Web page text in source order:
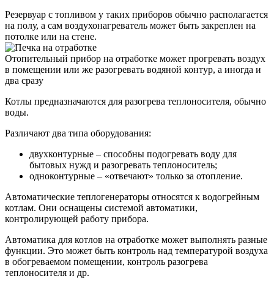
Резервуар с топливом у таких приборов обычно располагается
на полу, а сам воздухонагреватель может быть закреплен на
потолке или на стене.
Отопительный прибор на отработке может прогревать воздух
в помещении или же разогревать водяной контур, а иногда и
два сразу
Котлы предназначаются для разогрева теплоносителя, обычно
воды.
Различают два типа оборудования:
двухконтурные – способны подогревать воду для
бытовых нужд и разогревать теплоноситель;
одноконтурные – «отвечают» только за отопление.
Автоматические теплогенераторы относятся к водогрейным
котлам. Они оснащены системой автоматики,
контролирующей работу прибора.
Автоматика для котлов на отработке может выполнять разные
функции. Это может быть контроль над температурой воздуха
в обогреваемом помещении, контроль разогрева
теплоносителя и др.